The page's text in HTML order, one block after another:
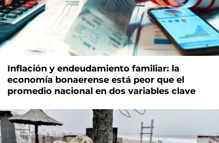
Inflación y endeudamiento familiar: la
economía bonaerense está peor que el
promedio nacional en dos variables clave